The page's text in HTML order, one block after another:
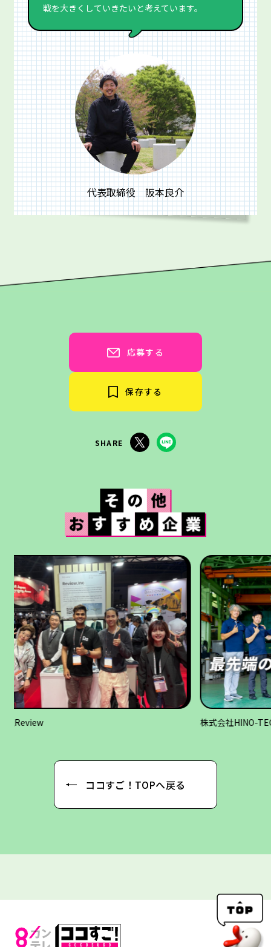
戦を大きくしていきたいと考えています。
代表取締役 阪本良介
応募する
保存する
SHARE
株式会社HINO-TEC（ヒノテック） 株式会社
ココすご！TOPへ戻る